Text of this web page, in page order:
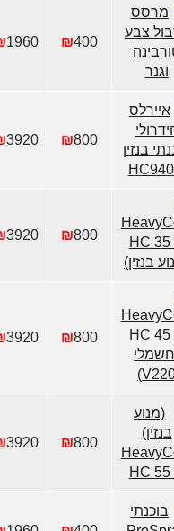
₪400
1960
₪800
3920
₪800
3920
₪800
3920
₪800
3920